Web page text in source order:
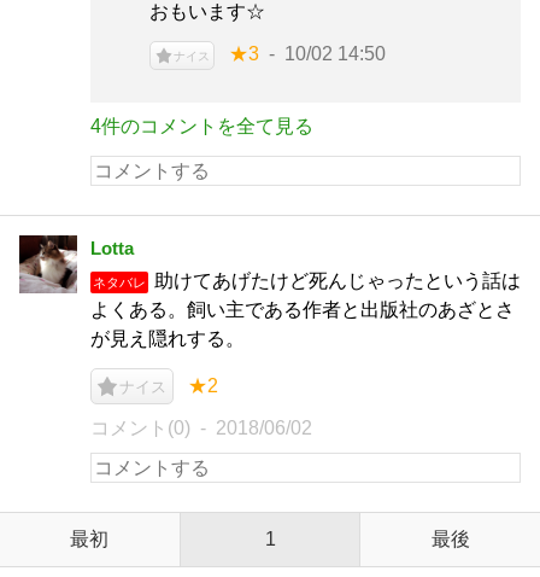
おもいます☆
ナイス ★3 10/02 14:50
4件のコメントを全て見る
Lotta
ネタバレ
助けてあげたけど死んじゃったという話は
よくある。飼い主である作者と出版社のあざとさ
が見え隠れする。
ナイス ★2
コメント(0) 2018/06/02
最初 1 最後